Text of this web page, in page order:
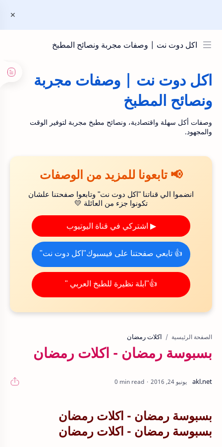
اكل دوت نت | وصفات مجربة ونصائح المطبخ
اكل دوت نت | وصفات مجربة
ونصائح المطبخ
وصفات أكل سهلة واقتصادية، ونصائح مطبخ مجربة لتوفير الوقت
والمجهود.
📢 تابعونا للمزيد من الوصفات
انضموا الي قناتنا "اكل دوت نت" وتابعوا صفحتنا علشان
تكونوا جزء من العائلة 💛
▶ اشتركي في قناة اليوتيوب
👍 تابعي صفحتنا على فيسبوك"اكل دوت نت"
👍"ابلة نظيرة للطبخ العربي "
الصفحة الرئيسية اكلات رمضان
بسبوسة رمضان - اكلات رمضان
0 min read
بسبوسة رمضان - اكلات رمضان
بسبوسة رمضان - اكلات رمضان